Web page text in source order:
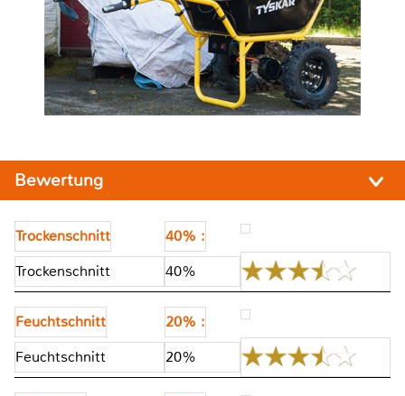
Bewertung
Trockenschnitt
40% :
Trockenschnitt
40%
Feuchtschnitt
20% :
Feuchtschnitt
20%